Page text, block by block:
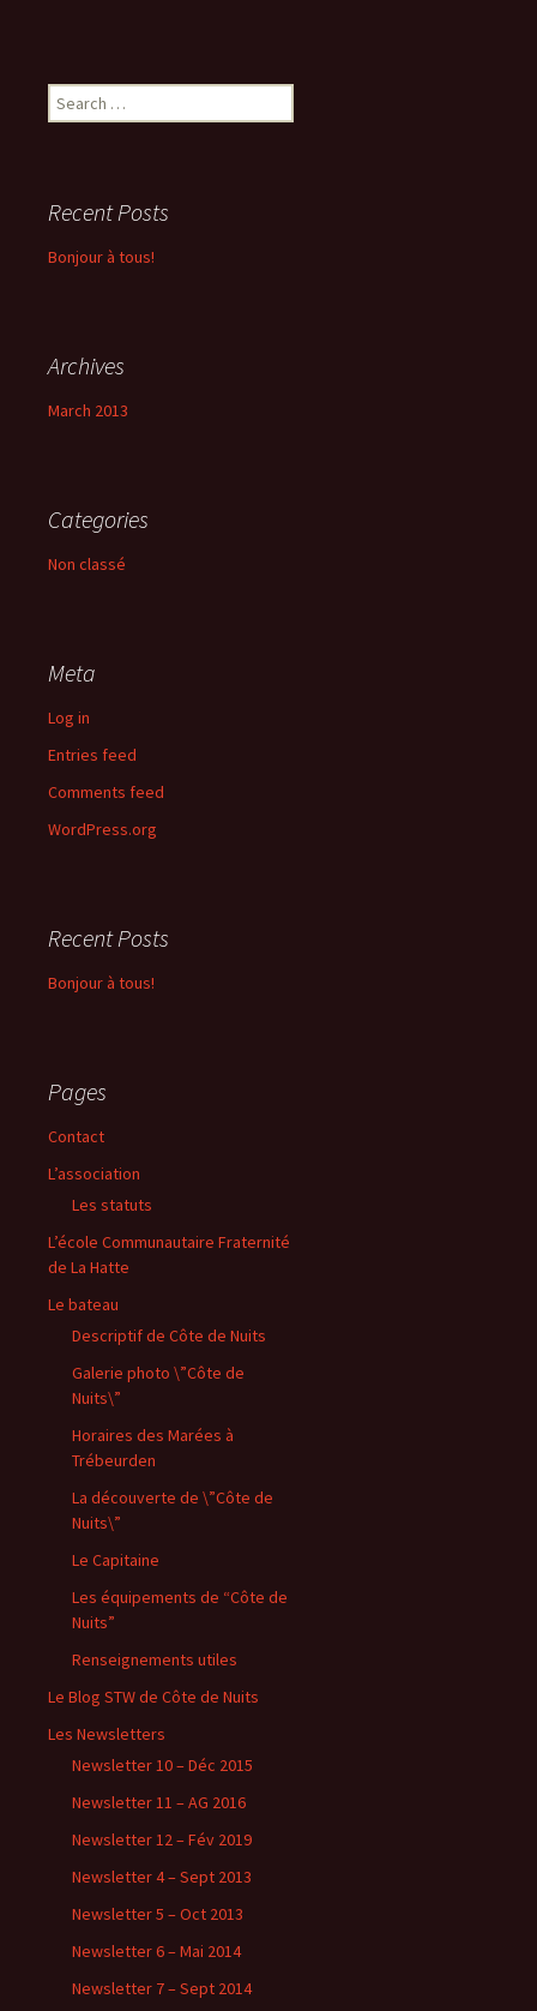
Search
for:
Recent Posts
Bonjour à tous!
Archives
March 2013
Categories
Non classé
Meta
Log in
Entries feed
Comments feed
WordPress.org
Recent Posts
Bonjour à tous!
Pages
Contact
L’association
Les statuts
L’école Communautaire Fraternité
de La Hatte
Le bateau
Descriptif de Côte de Nuits
Galerie photo \”Côte de
Nuits\”
Horaires des Marées à
Trébeurden
La découverte de \”Côte de
Nuits\”
Le Capitaine
Les équipements de “Côte de
Nuits”
Renseignements utiles
Le Blog STW de Côte de Nuits
Les Newsletters
Newsletter 10 – Déc 2015
Newsletter 11 – AG 2016
Newsletter 12 – Fév 2019
Newsletter 4 – Sept 2013
Newsletter 5 – Oct 2013
Newsletter 6 – Mai 2014
Newsletter 7 – Sept 2014